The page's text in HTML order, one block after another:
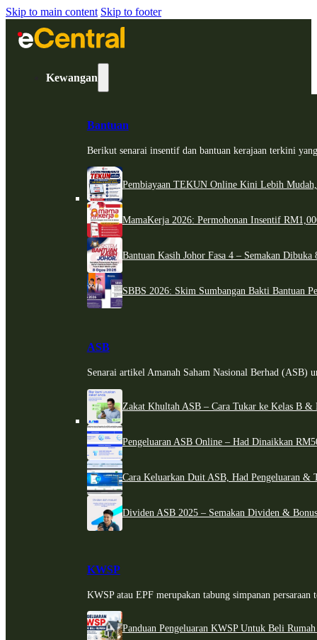
Skip to main content Skip to footer
Kewangan
Bantuan
Berikut senarai insentif dan bantuan kerajaan terkini
Pembiayaan TEKUN Online Kini Lebih
MamaKerja 2026: Permohonan Insentif
Bantuan Kasih Johor Fasa 4 – Semakan
SBBS 2026: Skim Sumbangan Bakti Bantuan
ASB
Senarai artikel Amanah Saham Nasional Berhad (ASB)
Zakat Khultah ASB – Cara Tukar ke Kelas B &
Pengeluaran ASB Online – Had Dinaikkan
Cara Keluarkan Duit ASB, Had Pengeluaran &
Dividen ASB 2025 – Semakan Dividen &
KWSP
KWSP atau EPF merupakan tabung simpanan persaraan
Panduan Pengeluaran KWSP Untuk Beli